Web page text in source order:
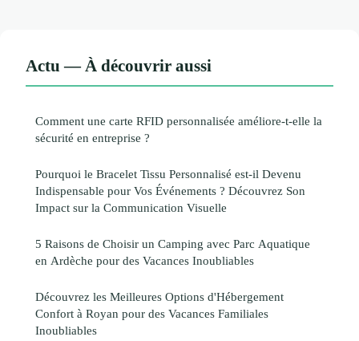
Actu — À découvrir aussi
Comment une carte RFID personnalisée améliore-t-elle la
sécurité en entreprise ?
Pourquoi le Bracelet Tissu Personnalisé est-il Devenu
Indispensable pour Vos Événements ? Découvrez Son
Impact sur la Communication Visuelle
5 Raisons de Choisir un Camping avec Parc Aquatique
en Ardèche pour des Vacances Inoubliables
Découvrez les Meilleures Options d'Hébergement
Confort à Royan pour des Vacances Familiales
Inoubliables